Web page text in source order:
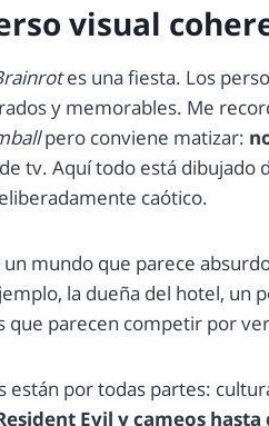
visual
es una fiesta. Los
y memorables. Me
pero conviene matizar:
tv. Aquí todo está
caótico.
un mundo que parece
la dueña del hotel, un
que parecen competir por
están por todas partes:
Evil y cameos hasta